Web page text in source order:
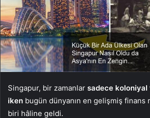
Singapur, bir zamanlar sadece koloniyal
iken bugün dünyanın en gelişmiş finans
biri hâline geldi.